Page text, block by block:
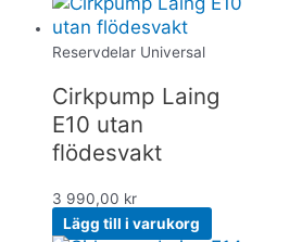
Reservdelar Universal
Cirkpump Laing
E10 utan
flödesvakt
3 990,00 kr
Lägg till i varukorg